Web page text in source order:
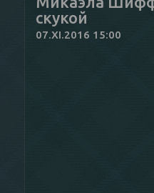
скукой
07.XI.2016 15:00